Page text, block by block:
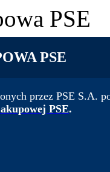
PSE
PSE
przez PSE S.A.
PSE.